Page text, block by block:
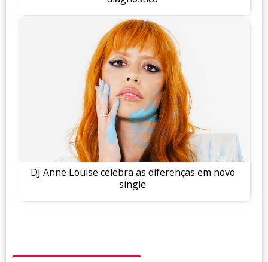
DJ Anne Louise celebra as diferenças em novo
single